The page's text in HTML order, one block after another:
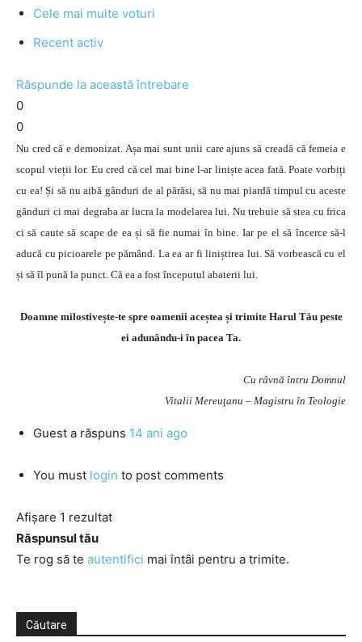
Cele mai multe voturi
Recent activ
Răspunde la această întrebare
0
0
Nu cred că e demonizat. Așa mai sunt unii care ajuns să creadă că femeia e
scopul vieții lor. Eu cred că cel mai bine l-ar liniște acea fată. Poate vorbiți
cu ea! Și să nu aibă gânduri de al părăsi, să nu mai piardă timpul cu aceste
gânduri ci mai degraba ar lucra la modelarea lui. Nu trebuie să stea cu frica
ci să caute să scape de ea și să fie numai în bine. Iar pe el să încerce să-l
aducă cu picioarele pe pămând. La ea ar fi liniștirea lui. Să vorbească cu el
și să îl pună la punct. Că ea a fost începutul abaterii lui.
Doamne milostivește-te spre oamenii aceștea și trimite Harul Tău peste
ei adunându-i în pacea Ta.
Cu râvnă întru Domnul
Vitalii Mereuţanu – Magistru în Teologie
Guest a răspuns 14 ani ago
You must login to post comments
Afișare 1 rezultat
Răspunsul tău
Te rog să te autentifici mai întâi pentru a trimite.
Căutare